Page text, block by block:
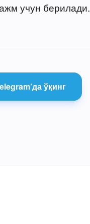
учун берилади.
ўқинг